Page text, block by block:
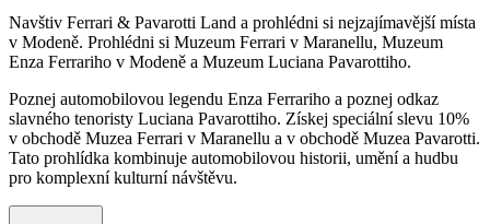
Navštiv Ferrari & Pavarotti Land a prohlédni si nejzajímavější místa
v Modeně. Prohlédni si Muzeum Ferrari v Maranellu, Muzeum
Enza Ferrariho v Modeně a Muzeum Luciana Pavarottiho.
Poznej automobilovou legendu Enza Ferrariho a poznej odkaz
slavného tenoristy Luciana Pavarottiho. Získej speciální slevu 10%
v obchodě Muzea Ferrari v Maranellu a v obchodě Muzea Pavarotti.
Tato prohlídka kombinuje automobilovou historii, umění a hudbu
pro komplexní kulturní návštěvu.